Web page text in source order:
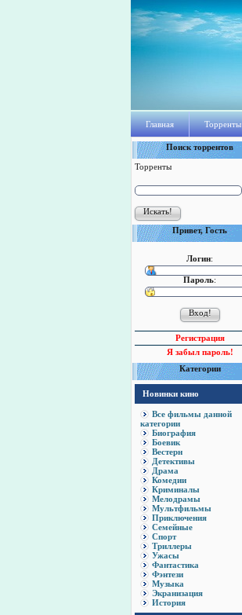
Главная Торренты
Поиск торрентов
Торренты
Привет, Гость
Логин:
Пароль:
Регистрация
Я забыл пароль!
Категории
Новинки кино
Все фильмы данной
категории
Биография
Боевик
Вестерн
Детективы
Драма
Комедии
Криминалы
Мелодрамы
Мультфильмы
Приключения
Семейные
Спорт
Триллеры
Ужасы
Фантастика
Фэнтези
Музыка
Экранизация
История